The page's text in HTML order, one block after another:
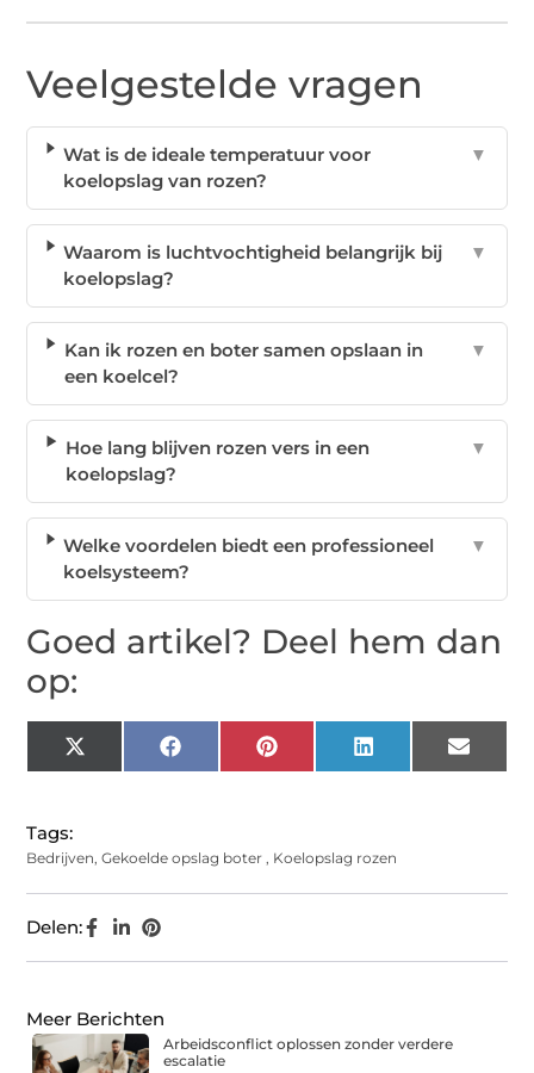
Veelgestelde vragen
Wat is de ideale temperatuur voor
koelopslag van rozen?
▼
Waarom is luchtvochtigheid belangrijk bij
koelopslag?
▼
Kan ik rozen en boter samen opslaan in
een koelcel?
▼
Hoe lang blijven rozen vers in een
koelopslag?
▼
Welke voordelen biedt een professioneel
koelsysteem?
▼
Goed artikel? Deel hem dan
op:
X
(Twitter)
Facebook Pinterest LinkedIn Email
Tags:
Bedrijven,Gekoelde opslag boter , Koelopslag rozen
Delen:
Meer Berichten
Arbeidsconflict oplossen zonder verdere
escalatie